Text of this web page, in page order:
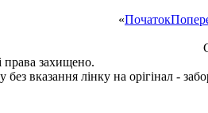
«Початок
захищено.
вказання лінку на орігінал -